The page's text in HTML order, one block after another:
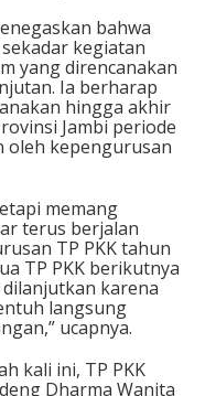
bahwa
kegiatan
yang direncanakan
Ia berharap
hingga akhir
Jambi periode
oleh kepengurusan
memang
terus berjalan
TP PKK tahun
TP PKK berikutnya
karena
langsung
ucapnya.
kali ini, TP PKK
Dharma Wanita